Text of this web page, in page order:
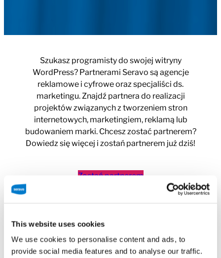
This website uses cookies
We use cookies to personalise content and ads, to
provide social media features and to analyse our traffic.
Szukasz programisty do swojej witryny
WordPress? Partnerami Seravo są agencje
reklamowe i cyfrowe oraz specjaliści ds.
marketingu. Znajdź partnera do realizacji
projektów związanych z tworzeniem stron
internetowych, marketingiem, reklamą lub
budowaniem marki. Chcesz zostać partnerem?
Dowiedz się więcej i zostań partnerem już dziś!
Zostań partnerem